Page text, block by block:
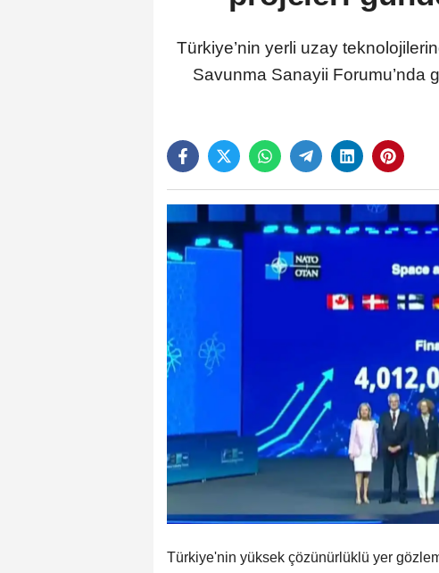
Türkiye’nin yerli uzay
Savunma Sanayii Forumu’nda
Türkiye'nin yüksek çözünürlüklü yer